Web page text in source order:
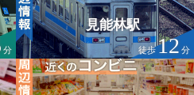
分
見能林駅
徒歩12 分